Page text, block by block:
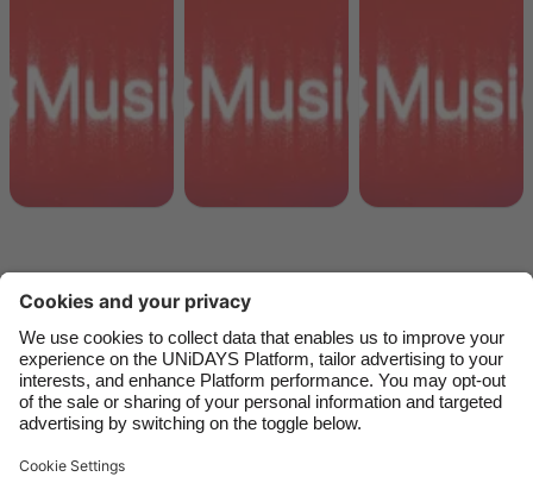
Kontakt Unternehmen Presse Karriere Impressum
Support
Canada
France
India
Indonesia
Ireland
Italia
Malaysia
Norge
Österreich
Suomi
United Kingdom
United States